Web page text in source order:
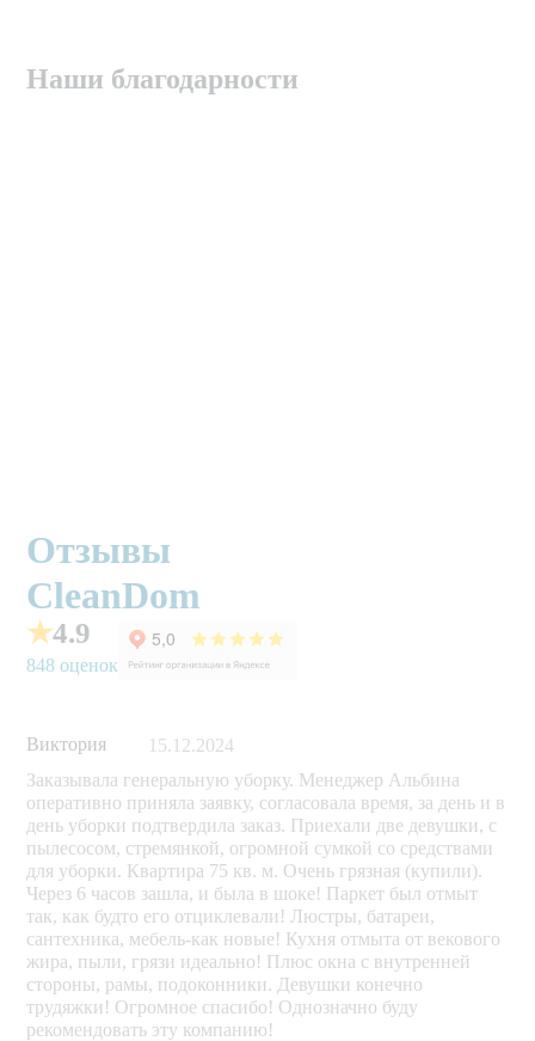
Наши благодарности
Отзывы
CleanDom
★4.9
848 оценок
Виктория
15.12.2024
Заказывала генеральную уборку. Менеджер Альбина
оперативно приняла заявку, согласовала время, за день и в
день уборки подтвердила заказ. Приехали две девушки, с
пылесосом, стремянкой, огромной сумкой со средствами
для уборки. Квартира 75 кв. м. Очень грязная (купили).
Через 6 часов зашла, и была в шоке! Паркет был отмыт
так, как будто его отциклевали! Люстры, батареи,
сантехника, мебель-как новые! Кухня отмыта от векового
жира, пыли, грязи идеально! Плюс окна с внутренней
стороны, рамы, подоконники. Девушки конечно
трудяжки! Огромное спасибо! Однозначно буду
рекомендовать эту компанию!